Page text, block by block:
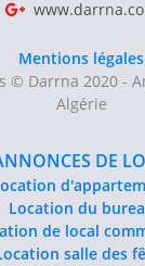
Mentions légales
© Darrna 2020 -
Algérie
DE
Location du
de local
salle des